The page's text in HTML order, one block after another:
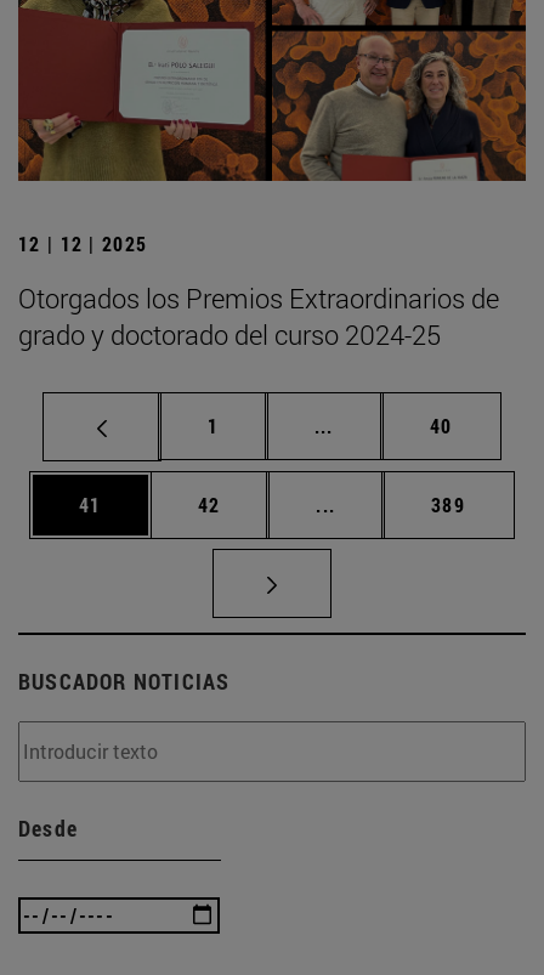
12 | 12 | 2025
Otorgados los Premios Extraordinarios de
grado y doctorado del curso 2024-25
Página
1 ... Páginas intermedias
Página
40
Página
41 Página
42 ... Páginas intermedias
Página
389
BUSCADOR NOTICIAS
Desde